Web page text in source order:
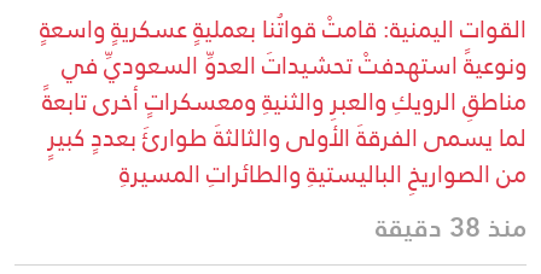
القوات اليمنية: قامتْ قواتُنا بعمليةٍ عسكريةٍ واسعةٍ
ونوعيةً استهدفتْ تحشيداتَ العدوِّ السعوديِّ في
مناطقِ الرويكِ والعبرِ والثنيةِ ومعسكراتٍ أخرى تابعةً
لما يسمى الفرقةَ الأولى والثالثةَ طوارئَ بعددٍ كبيرٍ
من الصواريخِ الباليستيةِ والطائراتِ المسيرةِ
منذ 38 دقيقة